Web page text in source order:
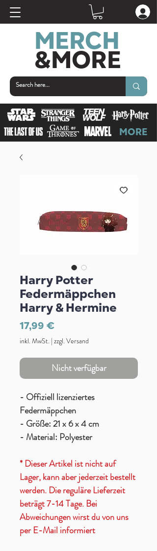
MERCH
&MORE
MORE
Harry Potter
Federmäppchen
Harry & Hermine
17,99 €Preis
inkl. MwSt. | zzgl. Versand
Nicht verfügbar
- Offiziell lizenziertes
Federmäppchen
- Größe: 21 x 6 x 4 cm
- Material: Polyester
* Dieser Artikel ist nicht auf
Lager, kann aber jederzeit bestellt
werden. Die reguläre Lieferzeit
beträgt 7-14 Tage. Bei
Abweichungen wirst du von uns
per E-Mail informiert